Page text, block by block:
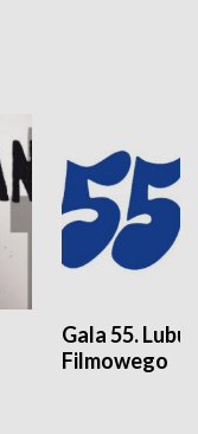
Gala 55.
Filmowego